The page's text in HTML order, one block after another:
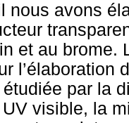
nous avons
et au
l’élaboration
par la
visible, la